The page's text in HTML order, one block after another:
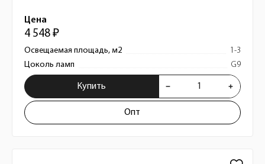
Цена
4 548 ₽
Освещаемая площадь, м2
1-3
Цоколь ламп
G9
Купить
Опт